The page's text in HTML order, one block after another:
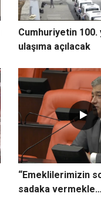
Cumhuriyetin 100.
ulaşıma açılacak
“Emeklilerimizin
sadaka vermekle